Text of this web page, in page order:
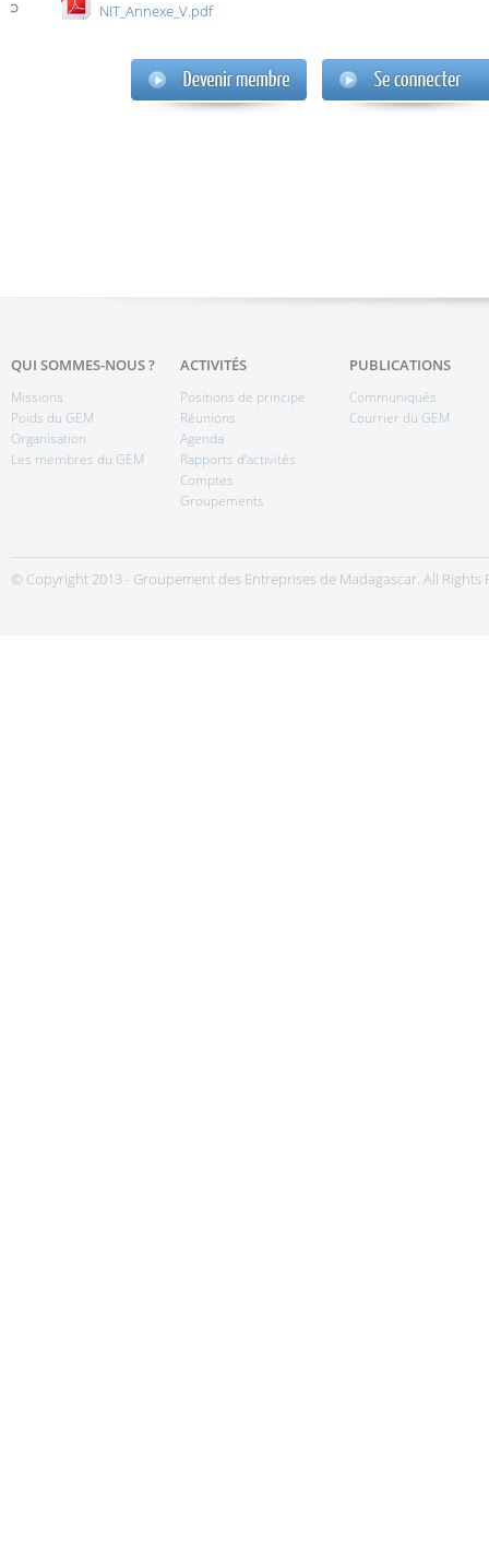
NIT_Annexe_V.pdf
QUI SOMMES-NOUS ?
Missions
Poids du GEM
Organisation
Les membres du GEM
ACTIVITÉS
Positions de principe
Réunions
Agenda
Rapports d'activités
Comptes
Groupements
PUBLICATIONS
Communiqués
Courrier du GEM
© Copyright 2013 - Groupement des Entreprises de Madagascar. All Rights